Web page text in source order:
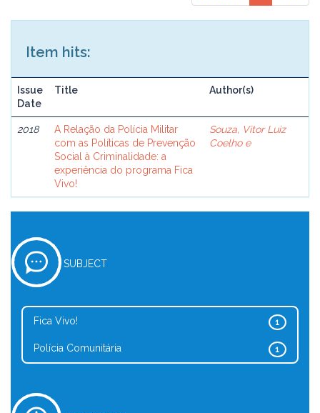
Item hits:
Issue
Date
Title Author(s)
2018
A Relação da Polícia Militar
com as Políticas de Prevenção
Social à Criminalidade: a
experiência do programa Fica
Vivo!
Souza, Vitor Luiz
Coelho e
SUBJECT
1
Fica Vivo!
1
Polícia Comunitária